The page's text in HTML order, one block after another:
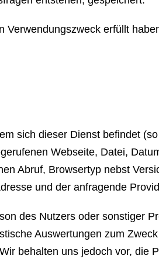
erfüllt
sich dieser Dienst befindet
Webseite, Datei,
Abruf, Browsertyp nebst
und der anfragende
des Nutzers oder sonstiger
Auswertungen zum
behalten uns jedoch vor, die